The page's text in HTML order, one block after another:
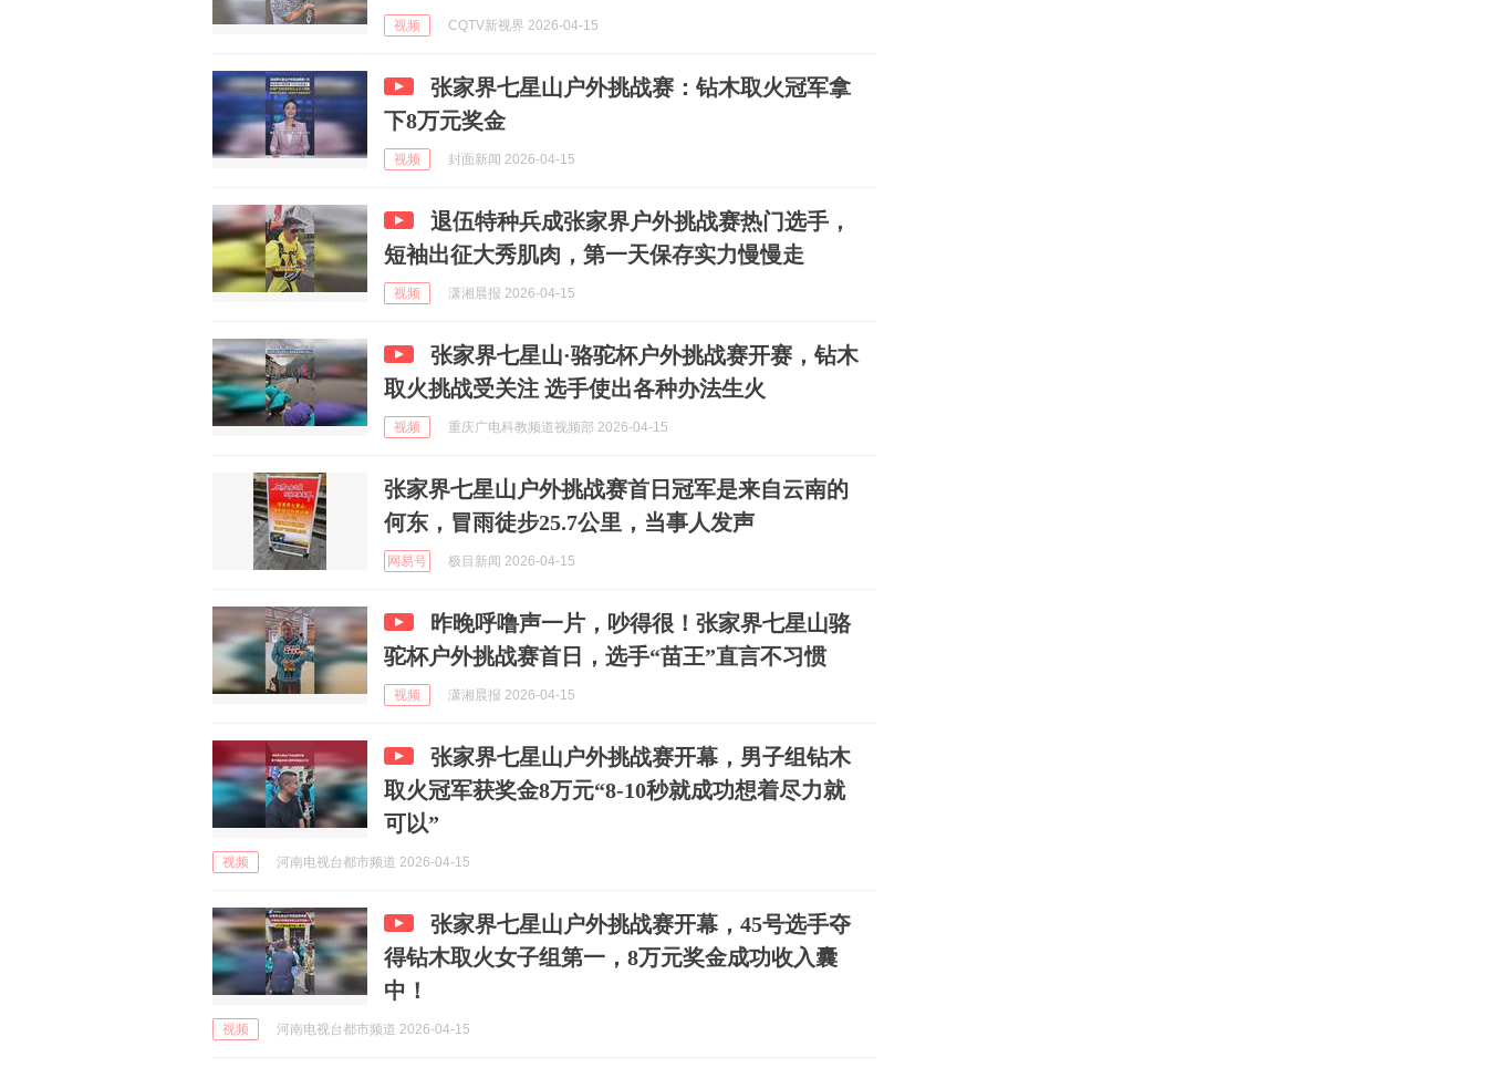
视频 CQTV新视界 2026-04-15
张家界七星山户外挑战赛：钻木取火冠军拿
下8万元奖金
视频 封面新闻 2026-04-15
退伍特种兵成张家界户外挑战赛热门选手，
短袖出征大秀肌肉，第一天保存实力慢慢走
视频 潇湘晨报 2026-04-15
张家界七星山·骆驼杯户外挑战赛开赛，钻木
取火挑战受关注 选手使出各种办法生火
视频 重庆广电科教频道视频部 2026-04-15
张家界七星山户外挑战赛首日冠军是来自云南的
何东，冒雨徒步25.7公里，当事人发声
网易号 极目新闻 2026-04-15
昨晚呼噜声一片，吵得很！张家界七星山骆
驼杯户外挑战赛首日，选手“苗王”直言不习惯
视频 潇湘晨报 2026-04-15
张家界七星山户外挑战赛开幕，男子组钻木
取火冠军获奖金8万元“8-10秒就成功想着尽力就
可以”
视频 河南电视台都市频道 2026-04-15
张家界七星山户外挑战赛开幕，45号选手夺
得钻木取火女子组第一，8万元奖金成功收入囊
中！
视频 河南电视台都市频道 2026-04-15